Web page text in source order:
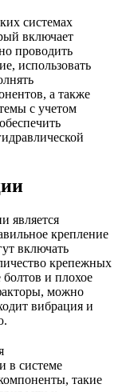
системах
включает
проводить
использовать
а также
с учетом
является
крепление
включать
крепежных
болтов и плохое
можно
вибрация и
в системе
такие